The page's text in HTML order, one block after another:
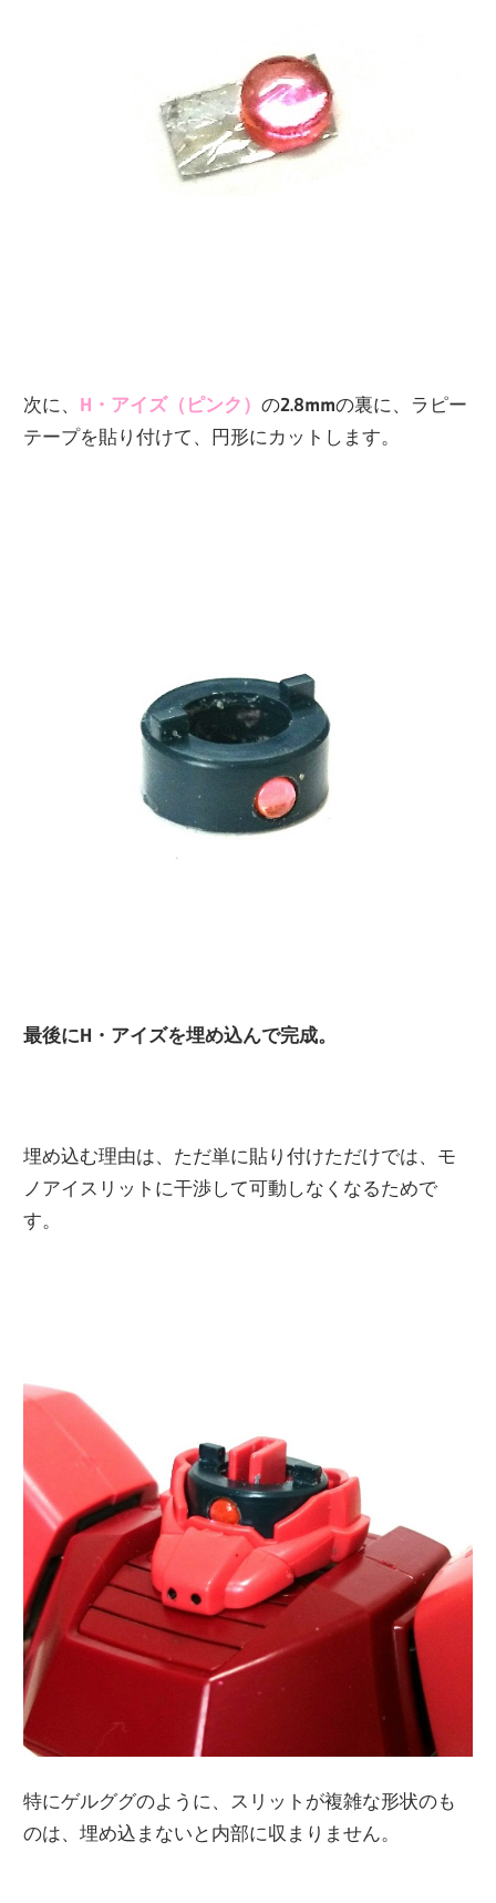
次に、 H・アイズ（ピンク）の2.8mmの裏に、ラピー
テープを貼り付けて、円形にカットします。
最後にH・アイズを埋め込んで完成。
埋め込む理由は、ただ単に貼り付けただけでは、モ
ノアイスリットに干渉して可動しなくなるためで
す。
特にゲルググのように、スリットが複雑な形状のも
のは、埋め込まないと内部に収まりません。